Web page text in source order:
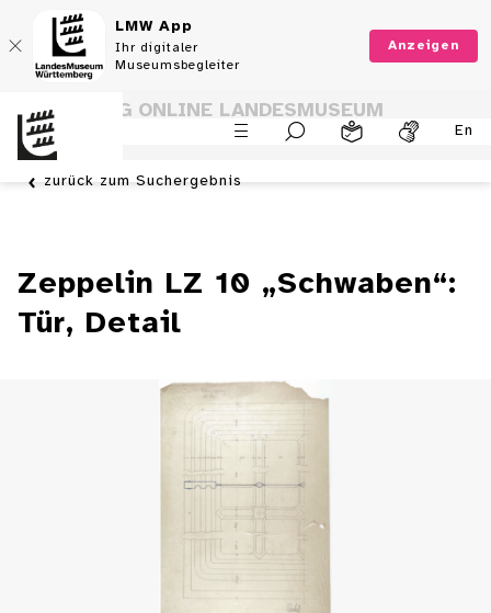
LMW App
Ihr digitaler
Museumsbegleiter
Anzeigen
En
SAMMLUNG ONLINE LANDESMUSEUM
WÜRTTEMBERG
zurück zum Suchergebnis
Zeppelin LZ 10 „Schwaben“:
Tür, Detail